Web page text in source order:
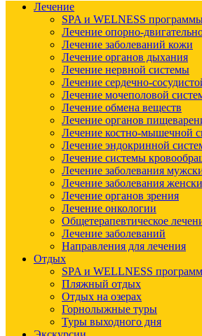
Лечение
SPA и WELNESS
Лечение опорно-
Лечение заболеваний кожи
Лечение органов дыхания
Лечение нервной системы
Лечение сердечно-
Лечение мочеполовой
Лечение обмена веществ
Лечение органов
Лечение костно-мышечной
Лечение эндокринной
Лечение системы
Лечение заболевания
Лечение заболевания
Лечение органов зрения
Лечение онкологии
Общетерапевтическое
Лечение заболеваний
Направления для лечения
Отдых
SPA и WELLNESS
Пляжный отдых
Отдых на озерах
Горнолыжные туры
Туры выходного дня